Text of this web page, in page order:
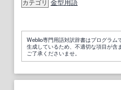
カテゴリ 金型用語
Weblio専門用語対訳辞書はプログラム
生成しているため、不適切な項目が含
ご了承くださいませ。